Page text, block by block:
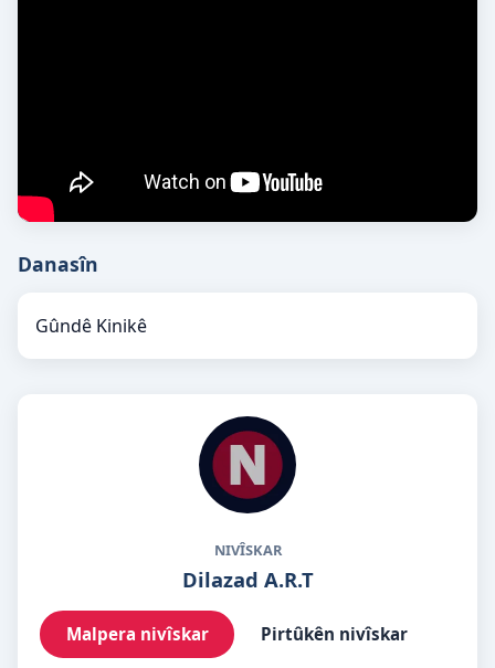
Danasîn
Gûndê Kinikê
NIVÎSKAR
Dilazad A.R.T
Malpera nivîskar Pirtûkên nivîskar